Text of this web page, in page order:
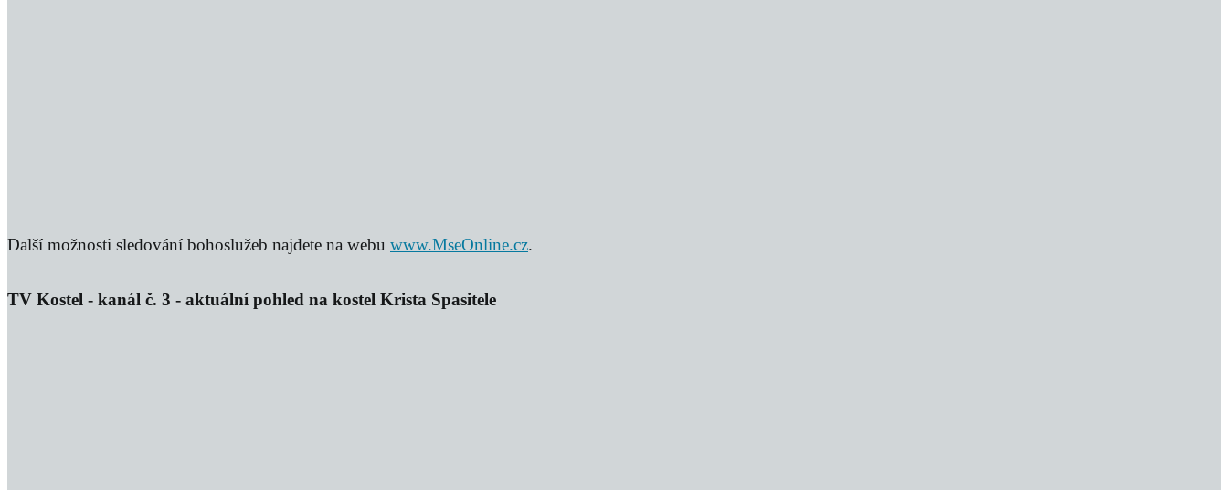
Další možnosti sledování bohoslužeb najdete na webu www.MseOnline.cz.
TV Kostel - kanál č. 3 - aktuální pohled na kostel Krista Spasitele